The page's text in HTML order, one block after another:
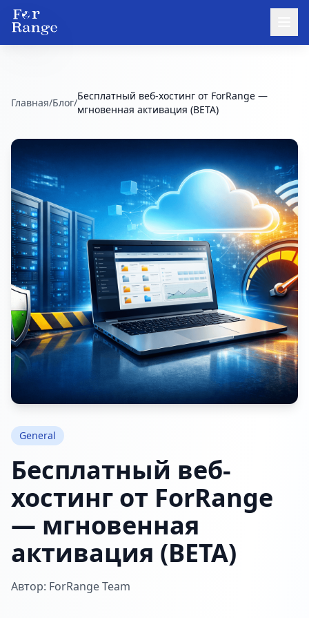
Главная/Блог/
Бесплатный веб-хостинг от ForRange —
мгновенная активация (BETA)
General
Бесплатный веб-
хостинг от ForRange
— мгновенная
активация (BETA)
Автор: ForRange Team